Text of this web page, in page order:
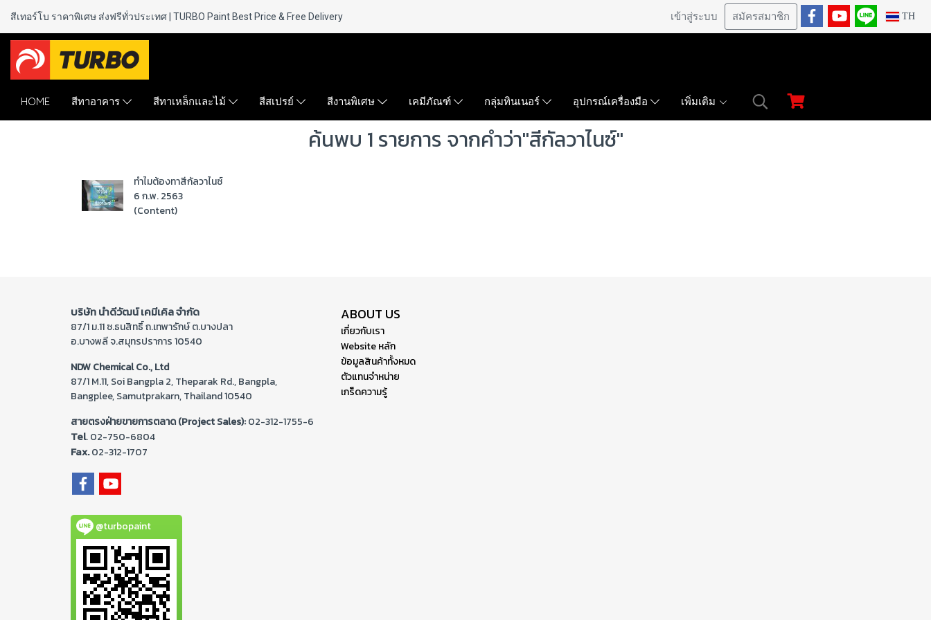
สีเทอร์โบ ราคาพิเศษ ส่งฟรีทั่วประเทศ | TURBO PaintBest Price & Free Delivery เข้าสู่ระบบ สมัครสมาชิก TH
HOME สีทาอาคาร สีทาเหล็กและไม้ สีสเปรย์ สีงานพิเศษ เคมีภัณฑ์ กลุ่มทินเนอร์ อุปกรณ์เครื่องมือ เพิ่มเติม
ค้นพบ 1 รายการ จากคำว่า"สีกัลวาไนซ์"
ทำไมต้องทาสีกัลวาไนซ์
6 ก.พ. 2563
(Content)
บริษัท นำดีวัฒน์ เคมีเคิล จำกัด
87/1 ม.11 ซ.ธนสิทธิ์ ถ.เทพารักษ์ ต.บางปลา
อ.บางพลี จ.สมุทรปราการ 10540
NDW Chemical Co., Ltd
87/1 M.11, Soi Bangpla 2, Theparak Rd., Bangpla,
Bangplee, Samutprakarn, Thailand 10540
สายตรงฝ่ายขายการตลาด (Project Sales):02-312-1755-6
Tel. 02-750-6804
Fax.02-312-1707
@turbopaint
ABOUT US
เกี่ยวกับเรา
Website หลัก
ข้อมูลสินค้าทั้งหมด
ตัวแทนจำหน่าย
เกร็ดความรู้